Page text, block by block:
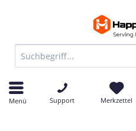
Menü Support Merkzettel